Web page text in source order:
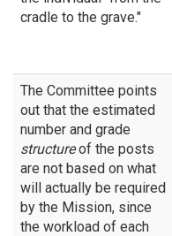
cradle to the grave."
The Committee points
out that the estimated
number and grade
structureof the posts
are not based on what
will actually be required
by the Mission, since
the workload of each